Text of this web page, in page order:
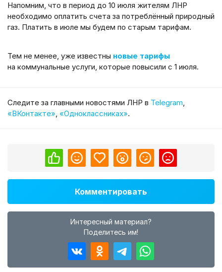
Напомним, что в период до 10 июля жителям ЛНР
необходимо оплатить счета за потреблённый природный
газ. Платить в июле мы будем по старым тарифам.
Тем не менее, уже известны новые тарифы
на коммунальные услуги, которые повысили с 1 июля.
Cледите за главными новостями ЛНР в Telegram,
«ВКонтакте», «Одноклассниках».
Комментировать
Интересный материал?
Поделитесь им!